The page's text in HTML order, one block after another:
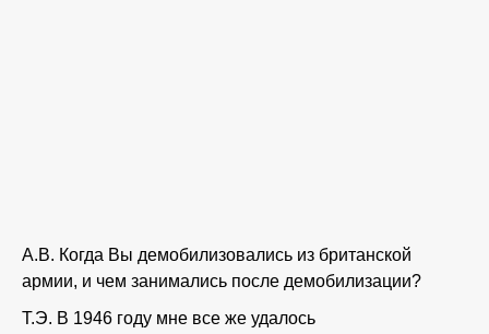
А.В. Когда Вы демобилизовались из британской
армии, и чем занимались после демобилизации?
Т.Э. В 1946 году мне все же удалось